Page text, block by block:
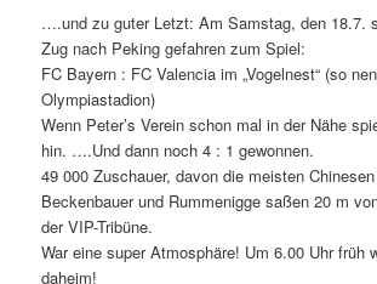
….und zu guter Letzt: Am Samstag, den 18.7.
Zug nach Peking gefahren zum Spiel:
FC Bayern : FC Valencia im „Vogelnest“ (so
Olympiastadion)
Wenn Peter’s Verein schon mal in der Nähe
hin. ….Und dann noch 4 : 1 gewonnen.
49 000 Zuschauer, davon die meisten
Beckenbauer und Rummenigge saßen 20 m
der VIP-Tribüne.
War eine super Atmosphäre! Um 6.00 Uhr früh
daheim!